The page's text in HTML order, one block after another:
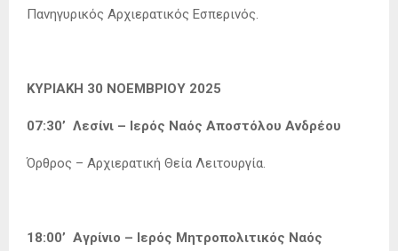
Πανηγυρικός Αρχιερατικός Εσπερινός.
ΚΥΡΙΑΚΗ 30 ΝΟΕΜΒΡΙΟΥ 2025
07:30’ Λεσίνι – Ιερός Ναός Αποστόλου Ανδρέου
Όρθρος – Αρχιερατική Θεία Λειτουργία.
18:00’ Αγρίνιο – Ιερός Μητροπολιτικός Ναός